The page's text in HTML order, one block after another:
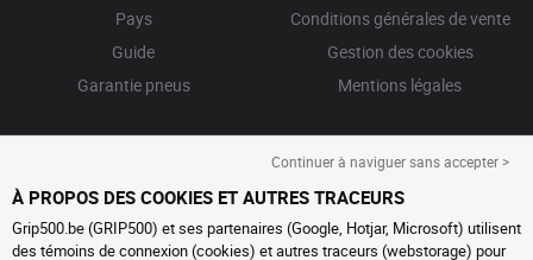
Pays
Guide
Garantie pneus
Conditions générales de vente
Gestion des cookies
Mentions légales
Continuer à naviguer sans accepter >
À PROPOS DES COOKIES ET AUTRES TRACEURS
Grip500.be (GRIP500) et ses partenaires (Google, Hotjar, Microsoft) utilisent
des témoins de connexion (cookies) et autres traceurs (webstorage) pour